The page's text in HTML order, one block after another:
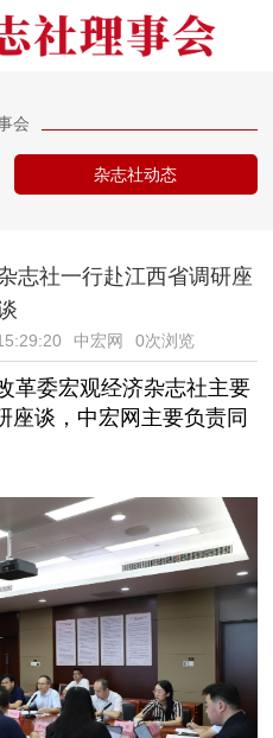
会
杂志社动态
志社一行赴江西省调研座
中宏网 0次浏览
革委宏观经济杂志社主要
座谈，中宏网主要负责同